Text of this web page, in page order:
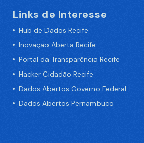
Links de Interesse
Hub de Dados Recife
Inovação Aberta Recife
Portal da Transparência Recife
Hacker Cidadão Recife
Dados Abertos Governo Federal
Dados Abertos Pernambuco